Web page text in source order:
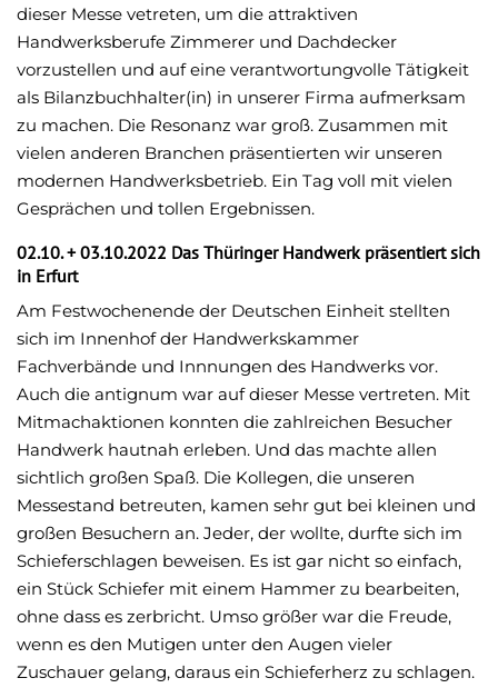
dieser Messe vetreten, um die attraktiven
Handwerksberufe Zimmerer und Dachdecker
vorzustellen und auf eine verantwortungvolle Tätigkeit
als Bilanzbuchhalter(in) in unserer Firma aufmerksam
zu machen. Die Resonanz war groß. Zusammen mit
vielen anderen Branchen präsentierten wir unseren
modernen Handwerksbetrieb. Ein Tag voll mit vielen
Gesprächen und tollen Ergebnissen.
02.10. + 03.10.2022 Das Thüringer Handwerk präsentiert sich
in Erfurt
Am Festwochenende der Deutschen Einheit stellten
sich im Innenhof der Handwerkskammer
Fachverbände und Innnungen des Handwerks vor.
Auch die antignum war auf dieser Messe vertreten. Mit
Mitmachaktionen konnten die zahlreichen Besucher
Handwerk hautnah erleben. Und das machte allen
sichtlich großen Spaß. Die Kollegen, die unseren
Messestand betreuten, kamen sehr gut bei kleinen und
großen Besuchern an. Jeder, der wollte, durfte sich im
Schieferschlagen beweisen. Es ist gar nicht so einfach,
ein Stück Schiefer mit einem Hammer zu bearbeiten,
ohne dass es zerbricht. Umso größer war die Freude,
wenn es den Mutigen unter den Augen vieler
Zuschauer gelang, daraus ein Schieferherz zu schlagen.